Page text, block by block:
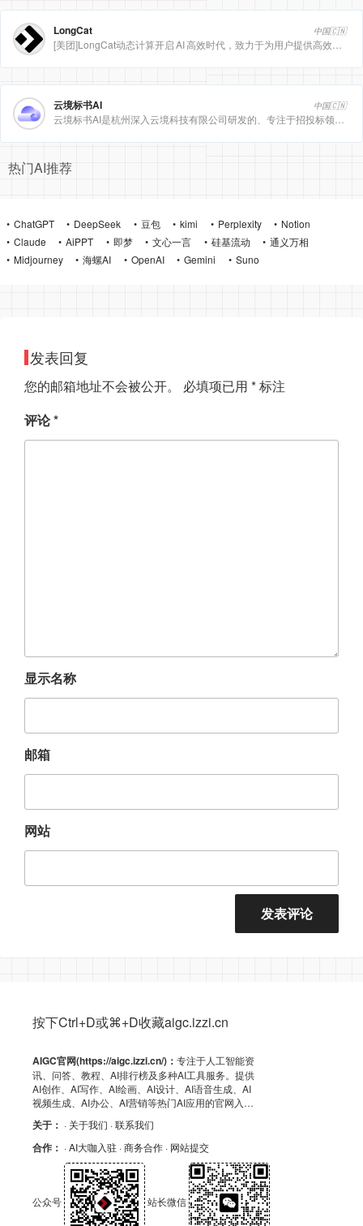
LongCat 中国🇨🇳
[美团]LongCat动态计算开启 AI 高效时代，致力于为用户提供高效、精准、多模态的人工智能服务。
云境标书AI 中国🇨🇳
云境标书AI是杭州深入云境科技有限公司研发的、专注于招投标领域的垂直人工智能平台。该平台深度集成自然
热门AI推荐
ChatGPT DeepSeek 豆包 kimi Perplexity
Notion
Claude
AiPPT 即梦 文心一言 硅基流动
通义万相
Midjourney
海螺AI OpenAI Gemini Suno
发表回复
您的邮箱地址不会被公开。 必填项已用 *标注
评论*
显示名称
邮箱
网站
按下Ctrl+D或⌘+D收藏aigc.izzi.cn
AIGC官网(https://aigc.izzi.cn/)： 专注于人工智能资
讯、问答、教程、AI排行榜及多种AI工具服务。提供
AI创作、AI写作、AI绘画、AI设计、AI语音生成、AI
视频生成、AI办公、AI营销等热门AI应用的官网入
API导航，助力高效AI体验！
关于： · 关于我们 · 联系我们
合作： · AI大咖入驻 · 商务合作 · 网站提交
公众号 站长微信